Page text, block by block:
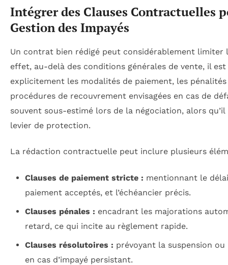
Intégrer des Clauses Contractuelles
Gestion des Impayés
Un contrat bien rédigé peut considérablement limiter
effet, au-delà des conditions générales de vente, il
explicitement les modalités de paiement, les
procédures de recouvrement envisagées en cas de
souvent sous-estimé lors de la négociation, alors
levier de protection.
La rédaction contractuelle peut inclure plusieurs
Clauses de paiement stricte : mentionnant le
paiement acceptés, et l’échéancier précis.
Clauses pénales : encadrant les majorations
retard, ce qui incite au règlement rapide.
Clauses résolutoires : prévoyant la suspension
en cas d’impayé persistant.